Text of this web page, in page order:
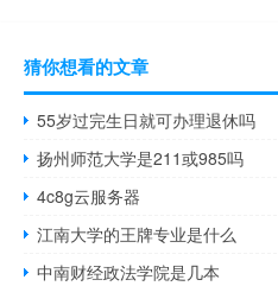
猜你想看的文章
55岁过完生日就可办理退休吗
扬州师范大学是211或985吗
4c8g云服务器
江南大学的王牌专业是什么
中南财经政法学院是几本